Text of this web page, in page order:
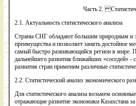
Часть 2.
2.1. Актуальность статистического анализа
Страны СНГ обладают большим природным и
преимущества и позволяет занять
самый быстро развивающийся регион в мире.
дальнейшего развития ближайших «соседей» -
развития стран применим различные
2.2. Статистический анализ экономического
Для статистического анализа возьмем
отражающие развитие экономики Казахстана